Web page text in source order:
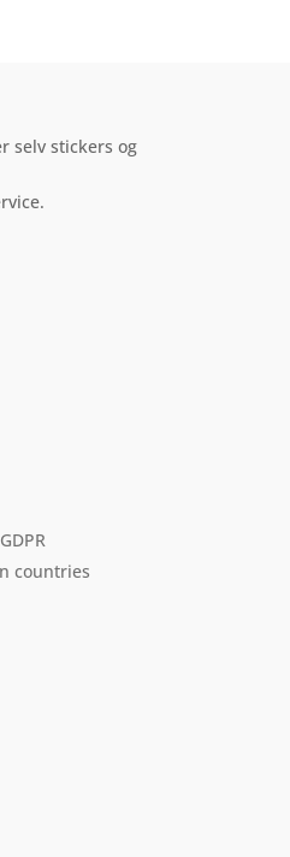
selv stickers og
countries